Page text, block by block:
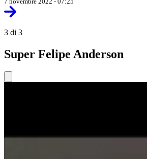
3 di 3
Super Felipe Anderson